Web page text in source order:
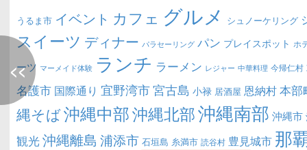
うるま市 イベント カフェ グルメ シュノーケリング
スイーツ ディナー パラセーリング パン プレイスポット ホ
ーツ マーメイド体験 ランチ ラーメン レジャー 中華料理 今帰仁村
名護市 国際通り 宜野湾市宮古島 小禄 居酒屋 恩納村本部
縄そば沖縄中部沖縄北部沖縄南部 沖縄市
観光沖縄離島 浦添市 石垣島 糸満市 読谷村 豊見城市 那
<<